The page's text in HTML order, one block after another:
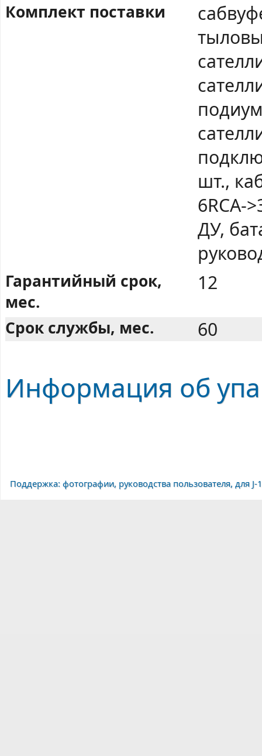
Комплект поставки
шт.,
6RCA-
ДУ,
Гарантийный срок,
мес.
12
Срок службы, мес. 60
Информация об
Поддержка: фотографии, руководства пользователя, для J-